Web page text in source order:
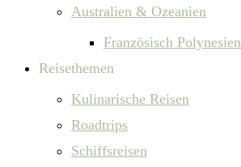
Australien & Ozeanien
Französisch Polynesien
Reisethemen
Kulinarische Reisen
Roadtrips
Schiffsreisen